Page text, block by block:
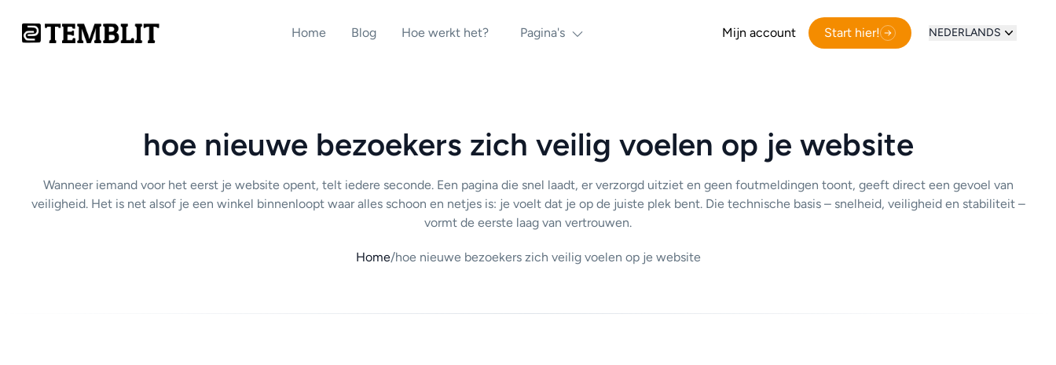
Home Blog Hoe werkt het? Pagina's Mijn account Start hier! NEDERLANDS
hoe nieuwe bezoekers zich veilig voelen op je website
Wanneer iemand voor het eerst je website opent, telt iedere seconde. Een pagina die snel laadt, er verzorgd uitziet en geen foutmeldingen toont, geeft direct een gevoel van
veiligheid. Het is net alsof je een winkel binnenloopt waar alles schoon en netjes is: je voelt dat je op de juiste plek bent. Die technische basis – snelheid, veiligheid en stabiliteit –
vormt de eerste laag van vertrouwen.
Home/hoe nieuwe bezoekers zich veilig voelen op je website